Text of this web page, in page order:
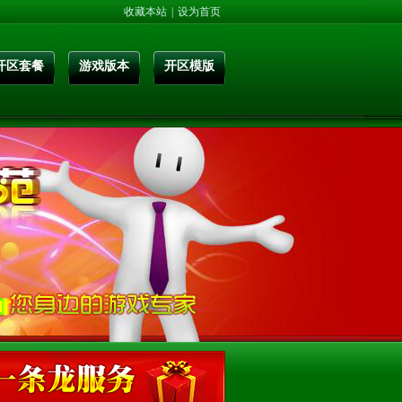
收藏本站 设为首页
区套餐 游戏版本 开区模版